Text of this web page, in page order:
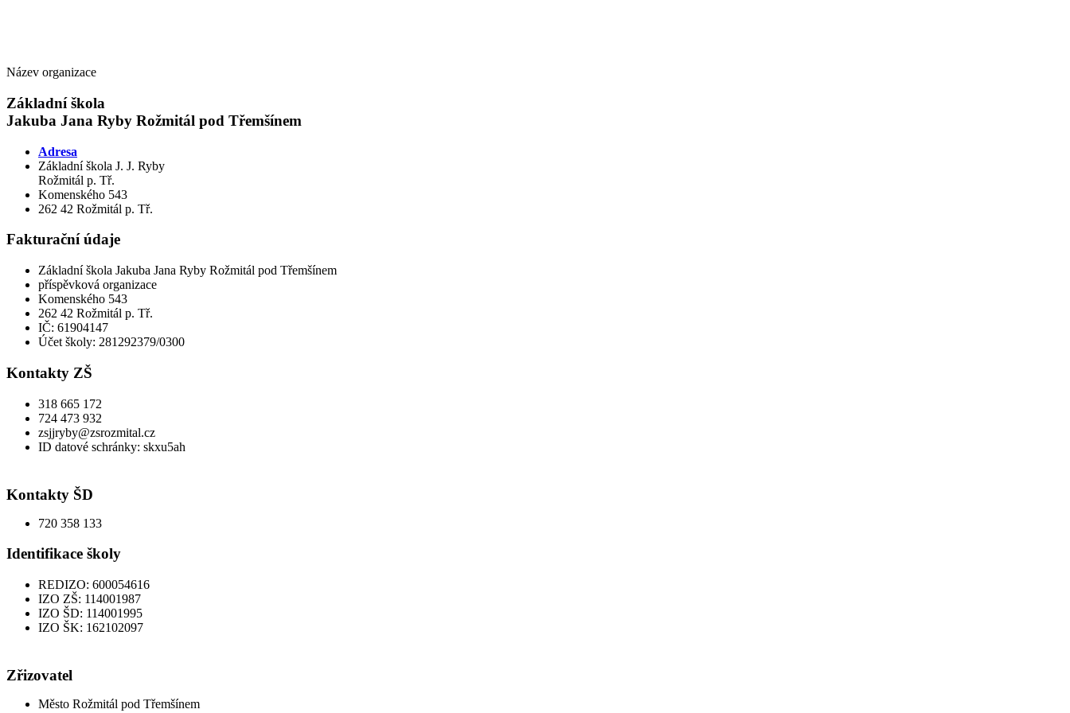
Název organizace
Základní škola
Jakuba Jana Ryby Rožmitál pod Třemšínem
Adresa
Základní škola J. J. Ryby
Rožmitál p. Tř.
Komenského 543
262 42 Rožmitál p. Tř.
Fakturační údaje
Základní škola Jakuba Jana Ryby Rožmitál pod Třemšínem
příspěvková organizace
Komenského 543
262 42 Rožmitál p. Tř.
IČ: 61904147
Účet školy: 281292379/0300
Kontakty ZŠ
318 665 172
724 473 932
zsjjryby@zsrozmital.cz
ID datové schránky: skxu5ah
Kontakty ŠD
720 358 133
Identifikace školy
REDIZO: 600054616
IZO ZŠ: 114001987
IZO ŠD: 114001995
IZO ŠK: 162102097
Zřizovatel
Město Rožmitál pod Třemšínem